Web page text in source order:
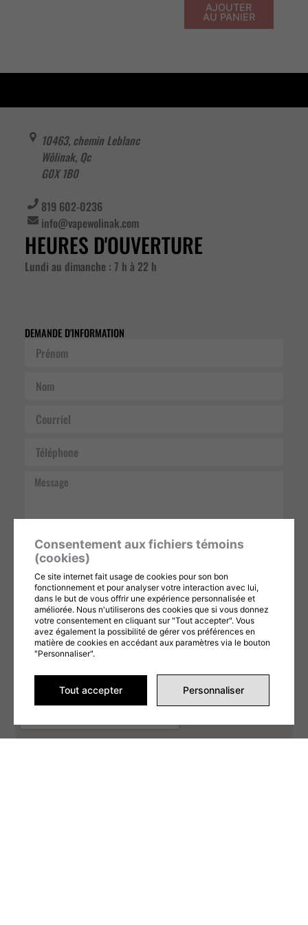
AJOUTER
AU PANIER
10463, chemin Leblanc
Wôlinak, Qc
G0X 1B0
819 602-0236
info@vapewolinak.com
HEURES D'OUVERTURE
Lundi au dimanche : 7 h à 22 h
DEMANDE D'INFORMATION
Prénom
Nom
Courriel
Téléphone
Message
Ce formulaire est protégé par reCAPTCHA et les Politiques de confidentialité
Conditions d'utilisation de Google s'appliquent. En remplissant ce formulaire,
vous consentez à partager vos informations conformément à nosConditions
d'utilisationetpolitique de confidentialité.
ENVOYER LA DEMANDE
Alternative:
Consentement aux fichiers témoins
(cookies)
Ce site internet fait usage de cookies pour son bon
fonctionnement et pour analyser votre interaction avec lui,
dans le but de vous offrir une expérience personnalisée et
améliorée. Nous n'utiliserons des cookies que si vous donnez
votre consentement en cliquant sur "Tout accepter". Vous
avez également la possibilité de gérer vos préférences en
matière de cookies en accédant aux paramètres via le bouton
"Personnaliser".
Tout accepter Personnaliser